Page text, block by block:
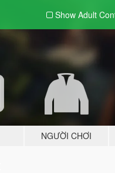
Show Adult
NGƯỜI CHƠI